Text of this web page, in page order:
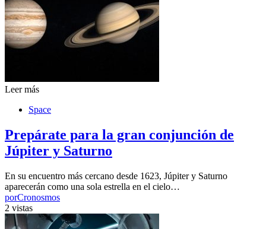
Leer más
Space
Prepárate para la gran conjunción de
Júpiter y Saturno
En su encuentro más cercano desde 1623, Júpiter y Saturno
aparecerán como una sola estrella en el cielo…
porCronosmos
2 vistas